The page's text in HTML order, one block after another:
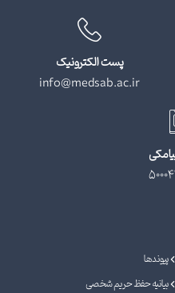
پست الکترونیک
info@medsab.ac.ir
پیوندها
بیانیه حفظ حریم شخصی